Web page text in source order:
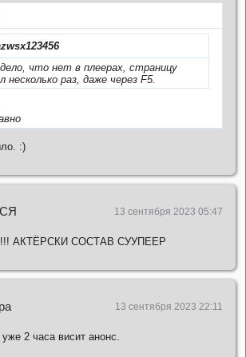
что нет в плеерах, страницу
несколько раз, даже через F5.
:)
13 сентября 2023 05:47
АКТЁРСКИ СОСТАВ СУУПЕЕР
13 сентября 2023 22:11
2 часа висит анонс.